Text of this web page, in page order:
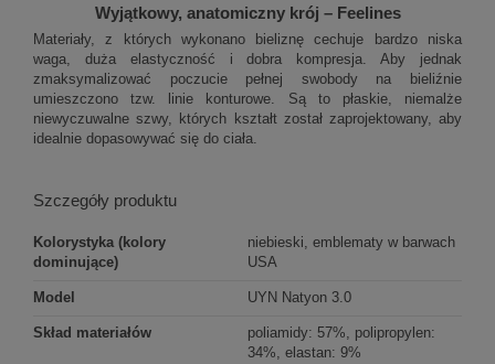
Wyjątkowy, anatomiczny krój – Feelines
Materiały, z których wykonano bieliznę cechuje bardzo niska
waga, duża elastyczność i dobra kompresja. Aby jednak
zmaksymalizować poczucie pełnej swobody na bieliźnie
umieszczono tzw. linie konturowe. Są to płaskie, niemalże
niewyczuwalne szwy, których kształt został zaprojektowany, aby
idealnie dopasowywać się do ciała.
Szczegóły produktu
Kolorystyka (kolory
dominujące)
niebieski, emblematy w barwach
USA
Model UYN Natyon 3.0
Skład materiałów
poliamidy: 57%, polipropylen:
34%, elastan: 9%